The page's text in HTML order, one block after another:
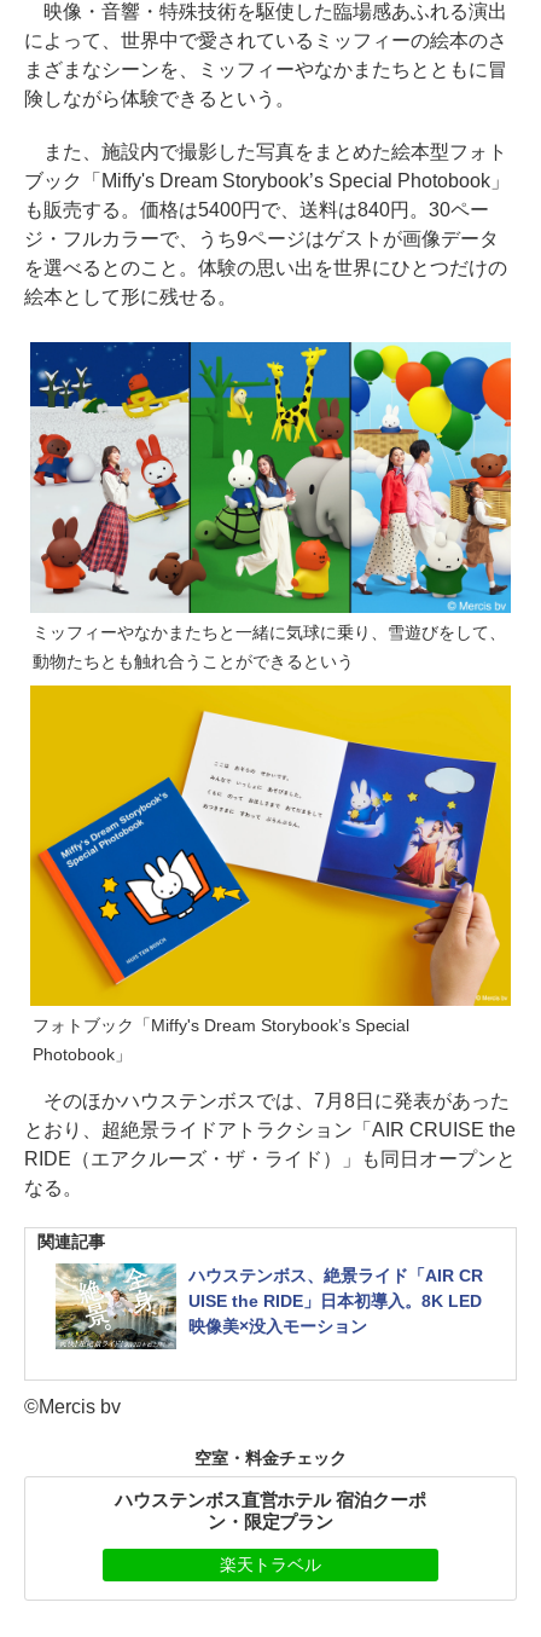
映像・音響・特殊技術を駆使した臨場感あふれる演出
によって、世界中で愛されているミッフィーの絵本のさ
まざまなシーンを、ミッフィーやなかまたちとともに冒
険しながら体験できるという。
また、施設内で撮影した写真をまとめた絵本型フォト
ブック「Miffy's Dream Storybook’s Special Photobook」
も販売する。価格は5400円で、送料は840円。30ペー
ジ・フルカラーで、うち9ページはゲストが画像データ
を選べるとのこと。体験の思い出を世界にひとつだけの
絵本として形に残せる。
ミッフィーやなかまたちと一緒に気球に乗り、雪遊びをして、
動物たちとも触れ合うことができるという
フォトブック「Miffy's Dream Storybook’s Special
Photobook」
そのほかハウステンボスでは、7月8日に発表があった
とおり、超絶景ライドアトラクション「AIR CRUISE the
RIDE（エアクルーズ・ザ・ライド）」も同日オープンと
なる。
関連記事
ハウステンボス、絶景ライド「AIR CR
UISE the RIDE」日本初導入。8K LED
映像美×没入モーション
©Mercis bv
空室・料金チェック
ハウステンボス直営ホテル 宿泊クーポ
ン・限定プラン
楽天トラベル